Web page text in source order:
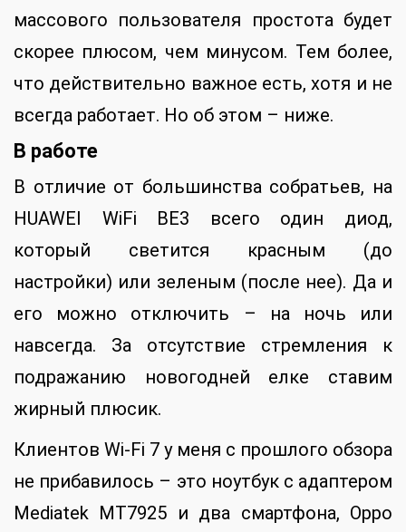
массового пользователя простота будет
скорее плюсом, чем минусом. Тем более,
что действительно важное есть, хотя и не
всегда работает. Но об этом – ниже.
В работе
В отличие от большинства собратьев, на
HUAWEI WiFi BE3 всего один диод,
который светится красным (до
настройки) или зеленым (после нее). Да и
его можно отключить – на ночь или
навсегда. За отсутствие стремления к
подражанию новогодней елке ставим
жирный плюсик.
Клиентов Wi-Fi 7 у меня с прошлого обзора
не прибавилось – это ноутбук с адаптером
Mediatek MT7925 и два смартфона, Oppo